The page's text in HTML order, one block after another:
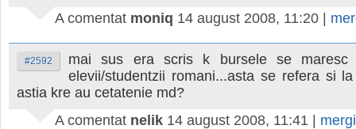
A comentat moniq 14 august 2008, 11:20
#2592
mai sus era scris k bursele se
elevii/studentzii romani...asta se refera si
astia kre au cetatenie md?
A comentat nelik 14 august 2008, 11:41 |